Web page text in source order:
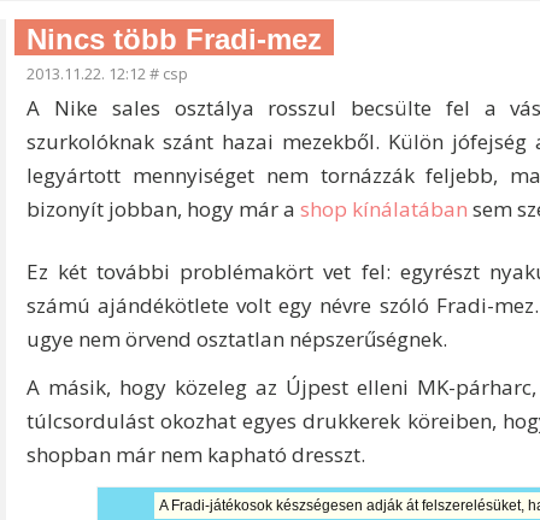
Nincs több Fradi-mez
2013.11.22. 12:12# csp
A Nike sales osztálya rosszul becsülte fel a
szurkolóknak szánt hazai mezekből. Külön
legyártott mennyiséget nem tornázzák feljebb,
bizonyít jobban, hogy már ashop kínálatában sem
Ez két további problémakört vet fel: egyrészt
számú ajándékötlete volt egy névre szóló Fradi-
ugye nem örvend osztatlan népszerűségnek.
A másik, hogy közeleg az Újpest elleni MK-
túlcsordulást okozhat egyes drukkerek köreiben,
shopban már nem kapható dresszt.
A Fradi-játékosok készségesen adják át felszerelésüket,